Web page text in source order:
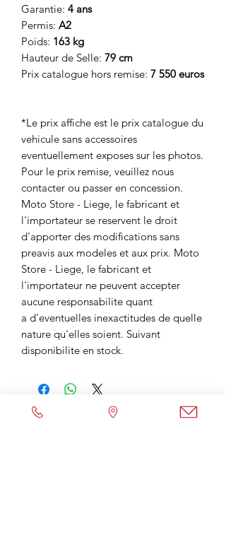
Garantie: 4 ans
Permis: A2
Poids: 163 kg
Hauteur de Selle: 79 cm
Prix catalogue hors remise: 7 550 euros
*Le prix affiche est le prix catalogue du
vehicule sans accessoires
eventuellement exposes sur les photos.
Pour le prix remise, veuillez nous
contacter ou passer en concession.
Moto Store - Liege, le fabricant et
l'importateur se reservent le droit
d'apporter des modifications sans
preavis aux modeles et aux prix. Moto
Store - Liege, le fabricant et
l'importateur ne peuvent accepter
aucune responsabilite quant
a d'eventuelles inexactitudes de quelle
nature qu'elles soient. Suivant
disponibilite en stock.